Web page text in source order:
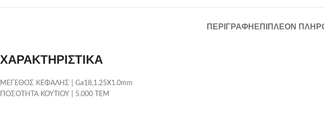
ΠΕΡΙΓΡΑΦΉ ΕΠΙΠΛΈΟΝ
ΧΑΡΑΚΤΗΡΙΣΤΙΚΑ
ΜΕΓΕΘΟΣ ΚΕΦΑΛΗΣ | Ga18,1.25X1.0mm
ΠΟΣΟΤΗΤΑ ΚΟΥΤΙΟΥ | 5.000 ΤΕΜ